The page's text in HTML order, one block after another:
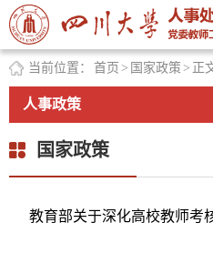
当前位置： 首页 > 国家政策 > 正
人事政策
国家政策
教育部关于深化高校教师考